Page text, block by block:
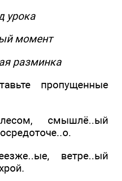
урока
момент
разминка
пропущенные
смышлё..ый
ветре..ый